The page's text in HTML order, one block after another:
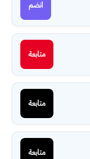
انضم
متابعة
متابعة
متابعة